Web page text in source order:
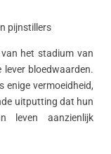
pijnstillers
het stadium van
bloedwaarden.
enige vermoeidheid,
uitputting dat hun
leven aanzienlijk